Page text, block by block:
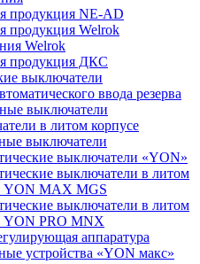
продукция NE-AD
продукция Welrok
Welrok
продукция ДКС
выключатели
ввода резерва
выключатели
в литом корпусе
выключатели
выключатели «YON»
выключатели в литом
YON MAX MGS
выключатели в литом
YON PRO MNX
аппаратура
устройства «YON макс»